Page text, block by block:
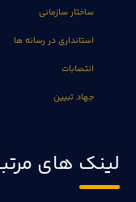
ساختار سازمانی
استانداری در رسانه ها
انتصابات
جهاد تبیین
لینک های